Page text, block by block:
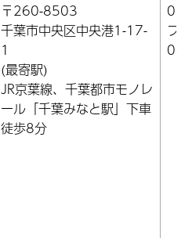
〒260-8503
千葉市中央区中央港1-17-
1
(最寄駅)
JR京葉線、千葉都市モノレ
ール「千葉みなと駅」下車
徒歩8分
フ